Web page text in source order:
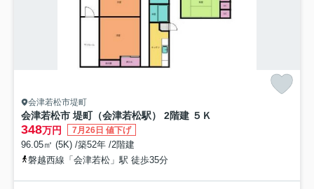
会津若松市堤町
会津若松市 堤町（会津若松駅） 2階建 ５Ｋ
348万円 7月26日 値下げ
96.05㎡ (5K) /築52年 /2階建
磐越西線「会津若松」駅 徒歩35分